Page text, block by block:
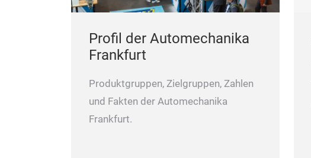
Profil der Automechanika
Frankfurt
Produktgruppen, Zielgruppen, Zahlen
und Fakten der Automechanika
Frankfurt.